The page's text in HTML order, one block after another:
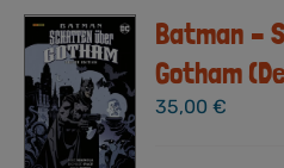
Batman –
Gotham
35,00€